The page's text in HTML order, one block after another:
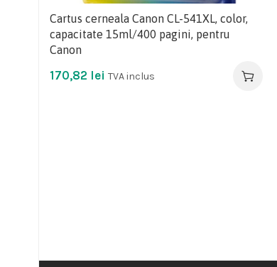
Cartus cerneala Canon CL-541XL, color,
capacitate 15ml/400 pagini, pentru
Canon
170,82 lei TVA inclus